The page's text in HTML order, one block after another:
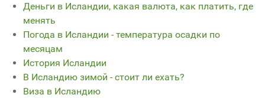
Деньги в Исландии, какая валюта, как платить, где
менять
Погода в Исландии - температура осадки по
месяцам
История Исландии
В Исландию зимой - стоит ли ехать?
Виза в Исландию